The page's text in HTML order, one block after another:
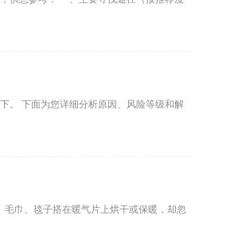
。 下面为您详细分析原因、风险等级和解
巾、毯子搭在暖气片上烘干或保暖，却忽